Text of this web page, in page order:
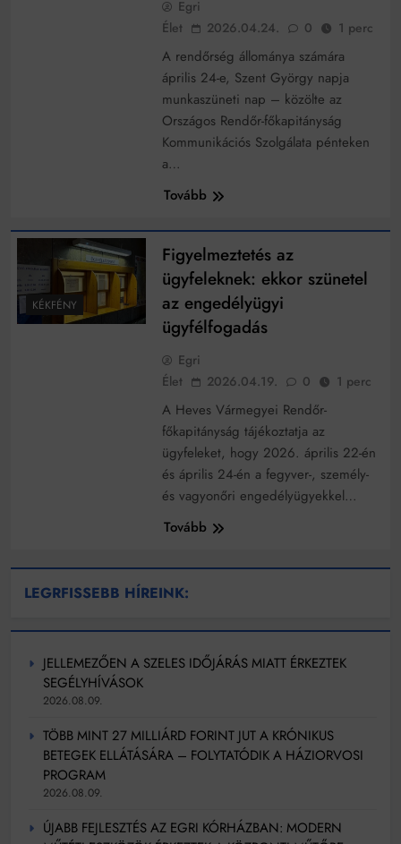
működik, ha jól van felújítva
Ingatlanpiaci szakértők szerint akár 5 százalékkal is
Munkácsy nem Krisztust szépítette meg: minket
Ahol köszönnek, ott még van város
Amikor a Tetris boldogabbá tesz, mint a szerelem
koponyájába
Ki akarsz törni. De miből?
Az öregség nem csak ránc?
Az ördög még mindig Pradát visel. De te miért öltözöl
Móricz Zsigmond: falusi író vagy boncmester?
Mindenki a világot akarja uralni – de nem csak a 80-
Bitumenes lapostetők: a bevált technológia akkor
működik, ha jól van felújítva
Egri
Élet
2026.04.24. 0 1 perc
A rendőrség állománya számára
április 24-e, Szent György napja
munkaszüneti nap – közölte az
Országos Rendőr-főkapitányság
Kommunikációs Szolgálata pénteken
a…
Tovább
KÉKFÉNY
Figyelmeztetés az
ügyfeleknek: ekkor szünetel
az engedélyügyi
ügyfélfogadás
Egri
Élet
2026.04.19. 0 1 perc
A Heves Vármegyei Rendőr-
főkapitányság tájékoztatja az
ügyfeleket, hogy 2026. április 22-én
és április 24-én a fegyver-, személy-
és vagyonőri engedélyügyekkel…
Tovább
LEGRFISSEBB HÍREINK:
JELLEMEZŐEN A SZELES IDŐJÁRÁS MIATT ÉRKEZTEK
SEGÉLYHÍVÁSOK
2026.08.09.
TÖBB MINT 27 MILLIÁRD FORINT JUT A KRÓNIKUS
BETEGEK ELLÁTÁSÁRA – FOLYTATÓDIK A HÁZIORVOSI
PROGRAM
2026.08.09.
ÚJABB FEJLESZTÉS AZ EGRI KÓRHÁZBAN: MODERN